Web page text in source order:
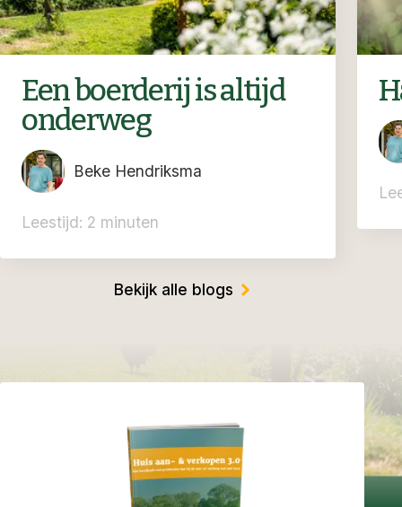
Een boerderij is altijd
onderweg
Beke Hendriksma
Leestijd: 2 minuten
Bekijk alle blogs